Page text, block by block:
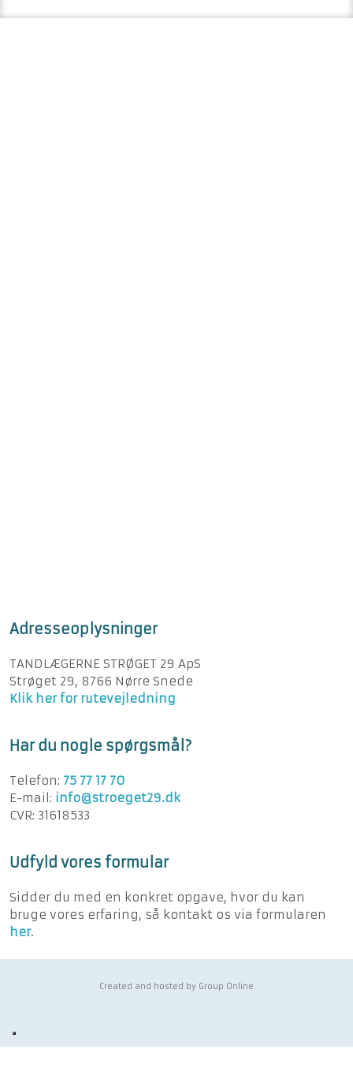
Adresseoplysninger
TANDLÆGERNE STRØGET 29 ApS
Strøget 29, 8766 Nørre Snede
Klik her for rutevejledning
Har du nogle spørgsmål?
Telefon: 75 77 17 70
E-mail: info@stroeget29.dk​
​CVR: 31618533
Udfyld vores formular
Sidder du med en konkret opgave, hvor du kan
bruge vores erfaring, så kontakt os via formularen
he​r.
Created and hosted by Group Online